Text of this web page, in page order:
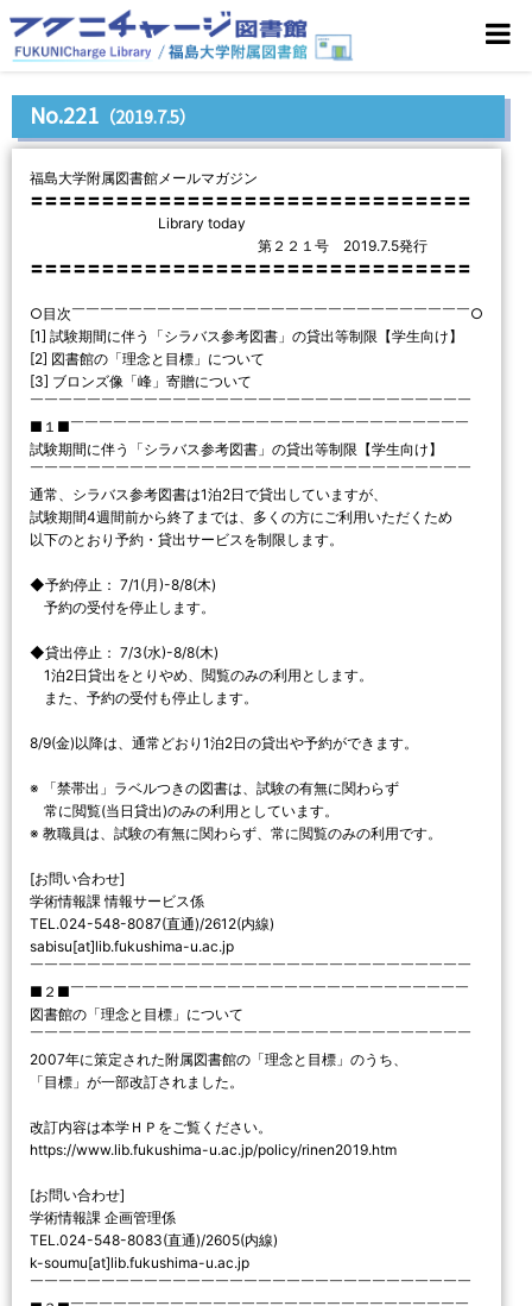
No.221 （2019.7.5）
福島大学附属図書館メールマガジン
〓〓〓〓〓〓〓〓〓〓〓〓〓〓〓〓〓〓〓〓〓〓〓〓〓〓〓〓〓〓〓
Library today
第２２１号 2019.7.5発行
〓〓〓〓〓〓〓〓〓〓〓〓〓〓〓〓〓〓〓〓〓〓〓〓〓〓〓〓〓〓〓
○目次￣￣￣￣￣￣￣￣￣￣￣￣￣￣￣￣￣￣￣￣￣￣￣￣￣￣￣￣○
[1] 試験期間に伴う「シラバス参考図書」の貸出等制限【学生向け】
[2] 図書館の「理念と目標」について
[3] ブロンズ像「峰」寄贈について
￣￣￣￣￣￣￣￣￣￣￣￣￣￣￣￣￣￣￣￣￣￣￣￣￣￣￣￣￣￣￣
■１■￣￣￣￣￣￣￣￣￣￣￣￣￣￣￣￣￣￣￣￣￣￣￣￣￣￣￣￣
試験期間に伴う「シラバス参考図書」の貸出等制限【学生向け】
￣￣￣￣￣￣￣￣￣￣￣￣￣￣￣￣￣￣￣￣￣￣￣￣￣￣￣￣￣￣￣
通常、シラバス参考図書は1泊2日で貸出していますが、
試験期間4週間前から終了までは、多くの方にご利用いただくため
以下のとおり予約・貸出サービスを制限します。
◆予約停止： 7/1(月)-8/8(木)
予約の受付を停止します。
◆貸出停止： 7/3(水)-8/8(木)
1泊2日貸出をとりやめ、閲覧のみの利用とします。
また、予約の受付も停止します。
8/9(金)以降は、通常どおり1泊2日の貸出や予約ができます。
※ 「禁帯出」ラベルつきの図書は、試験の有無に関わらず
常に閲覧(当日貸出)のみの利用としています。
※ 教職員は、試験の有無に関わらず、常に閲覧のみの利用です。
[お問い合わせ]
学術情報課 情報サービス係
TEL.024-548-8087(直通)/2612(内線)
sabisu[at]lib.fukushima-u.ac.jp
￣￣￣￣￣￣￣￣￣￣￣￣￣￣￣￣￣￣￣￣￣￣￣￣￣￣￣￣￣￣￣
■２■￣￣￣￣￣￣￣￣￣￣￣￣￣￣￣￣￣￣￣￣￣￣￣￣￣￣￣￣
図書館の「理念と目標」について
￣￣￣￣￣￣￣￣￣￣￣￣￣￣￣￣￣￣￣￣￣￣￣￣￣￣￣￣￣￣￣
2007年に策定された附属図書館の「理念と目標」のうち、
「目標」が一部改訂されました。
改訂内容は本学ＨＰをご覧ください。
https://www.lib.fukushima-u.ac.jp/policy/rinen2019.htm
[お問い合わせ]
学術情報課 企画管理係
TEL.024-548-8083(直通)/2605(内線)
k-soumu[at]lib.fukushima-u.ac.jp
￣￣￣￣￣￣￣￣￣￣￣￣￣￣￣￣￣￣￣￣￣￣￣￣￣￣￣￣￣￣￣